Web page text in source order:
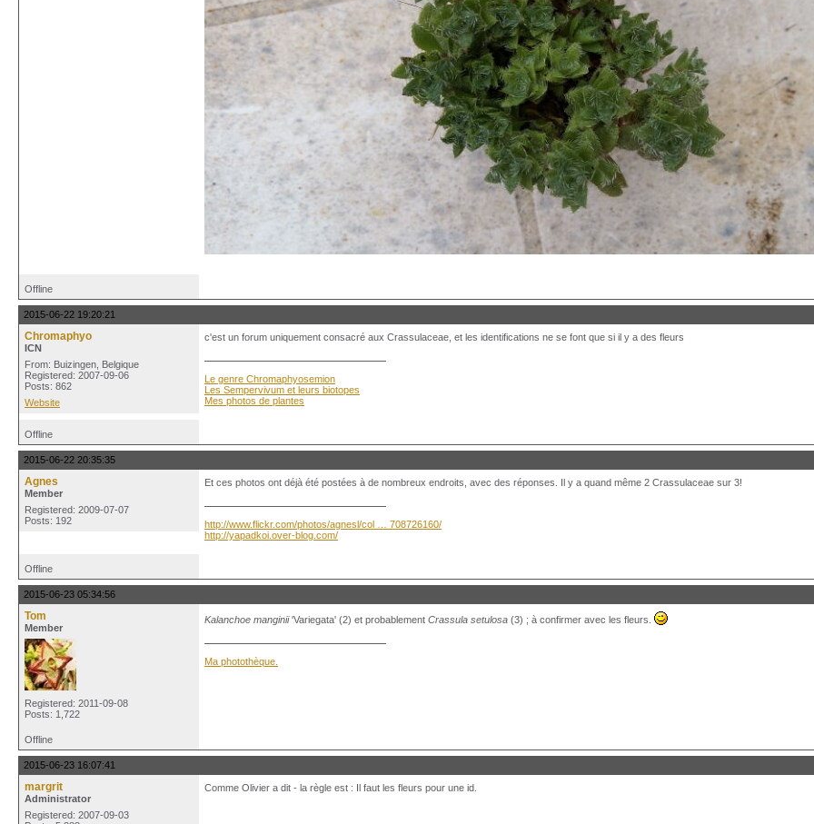
Offline
2015-06-22 19:20:21
Chromaphyo
ICN
From: Buizingen, Belgique
Registered: 2007-09-06
Posts: 862
Website
c'est un forum uniquement consacré aux Crassulaceae, et les identifications ne se font que si il y a des fleurs
Le genre Chromaphyosemion
Les Sempervivum et leurs biotopes
Mes photos de plantes
Offline
2015-06-22 20:35:35
Agnes
Member
Registered: 2009-07-07
Posts: 192
Et ces photos ont déjà été postées à de nombreux endroits, avec des réponses. Il y a quand même 2 Crassulaceae sur 3!
http://www.flickr.com/photos/agnesl/col … 708726160/
http://yapadkoi.over-blog.com/
Offline
2015-06-23 05:34:56
Tom
Member
Registered: 2011-09-08
Posts: 1,722
Kalanchoe manginii'Variegata' (2) et probablement Crassula setulosa (3) ; à confirmer avec les fleurs.
Ma photothèque.
Offline
2015-06-23 16:07:41
margrit
Administrator
Registered: 2007-09-03
Comme Olivier a dit - la règle est : Il faut les fleurs pour une id.